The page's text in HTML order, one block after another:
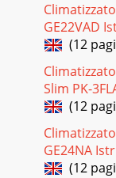
GE22VAD
(12
Slim PK-
(12
GE24NA
(12